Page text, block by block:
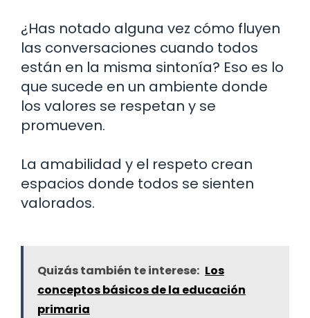
¿Has notado alguna vez cómo fluyen
las conversaciones cuando todos
están en la misma sintonía? Eso es lo
que sucede en un ambiente donde
los valores se respetan y se
promueven.
La amabilidad y el respeto crean
espacios donde todos se sienten
valorados.
Quizás también te interese: Los
conceptos básicos de la educación
primaria